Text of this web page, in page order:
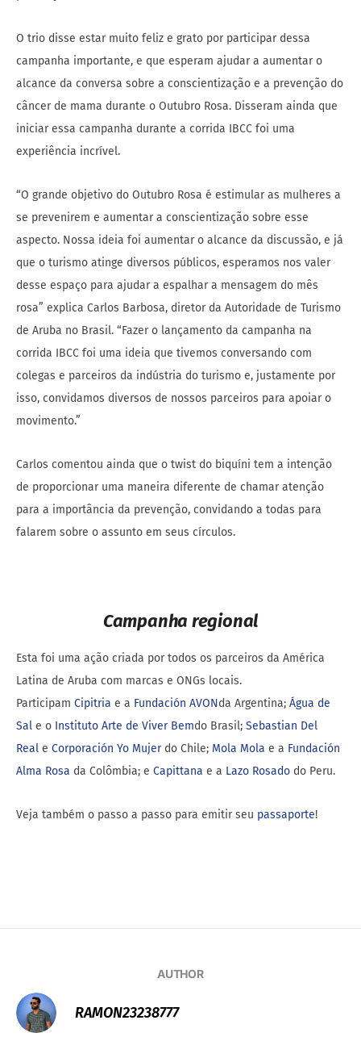
O trio disse estar muito feliz e grato por participar dessa
campanha importante, e que esperam ajudar a aumentar o
alcance da conversa sobre a conscientização e a prevenção do
câncer de mama durante o Outubro Rosa. Disseram ainda que
iniciar essa campanha durante a corrida IBCC foi uma
experiência incrível.
“O grande objetivo do Outubro Rosa é estimular as mulheres a
se prevenirem e aumentar a conscientização sobre esse
aspecto. Nossa ideia foi aumentar o alcance da discussão, e já
que o turismo atinge diversos públicos, esperamos nos valer
desse espaço para ajudar a espalhar a mensagem do mês
rosa” explica Carlos Barbosa, diretor da Autoridade de Turismo
de Aruba no Brasil. “Fazer o lançamento da campanha na
corrida IBCC foi uma ideia que tivemos conversando com
colegas e parceiros da indústria do turismo e, justamente por
isso, convidamos diversos de nossos parceiros para apoiar o
movimento.”
Carlos comentou ainda que o twist do biquíni tem a intenção
de proporcionar uma maneira diferente de chamar atenção
para a importância da prevenção, convidando a todas para
falarem sobre o assunto em seus círculos.
Campanha regional
Esta foi uma ação criada por todos os parceiros da América
Latina de Aruba com marcas e ONGs locais.
Participam Cipitria e a Fundación AVONda Argentina; Água de
Sal e o Instituto Arte de Viver Bemdo Brasil; Sebastian Del
Real e Corporación Yo Mujerdo Chile; Mola Mola e a Fundación
Alma Rosa da Colômbia; e Capittana e a Lazo Rosado do Peru.
Veja também o passo a passo para emitir seu passaporte!
AUTHOR
RAMON23238777